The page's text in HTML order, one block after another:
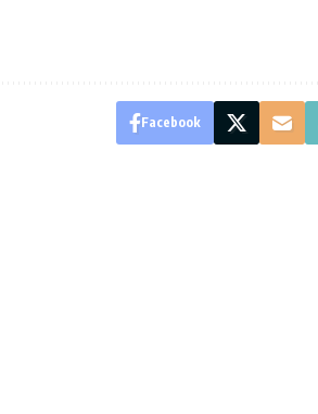
Facebook